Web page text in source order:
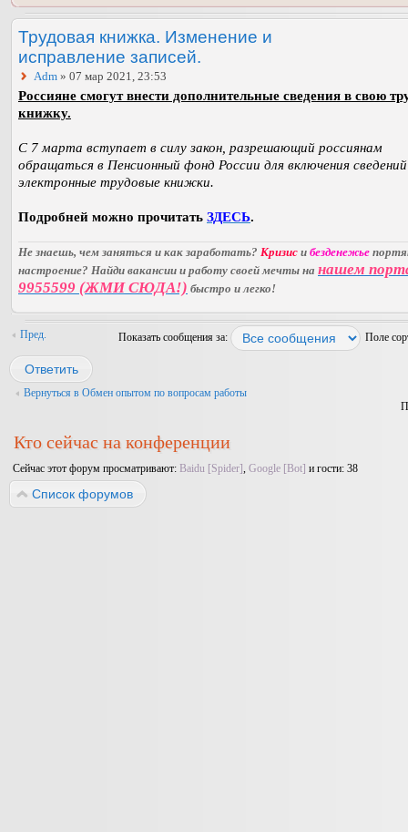
Трудовая книжка. Изменение и
исправление записей.
Adm » 07 мар 2021, 23:53
Россияне смогут внести дополнительные сведения в свою
книжку.
С 7 марта вступает в силу закон, разрешающий россиянам
обращаться в Пенсионный фонд России для включения
электронные трудовые книжки.
Подробней можно прочитать ЗДЕСЬ.
Не знаешь, чем заняться и как заработать? Кризис и безденежье
настроение? Найди вакансии и работу своей мечты на нашем
9955599 (ЖМИ СЮДА!) быстро и легко!
Пред. Показать сообщения за: Поле
Ответить
Вернуться в Обмен опытом по вопросам работы
Кто сейчас на конференции
Сейчас этот форум просматривают: Baidu [Spider], Google [Bot] и гости: 38
Список форумов